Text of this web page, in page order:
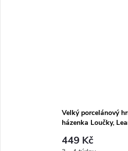
Velký porcelánový
házenka Loučky,
449 Kč